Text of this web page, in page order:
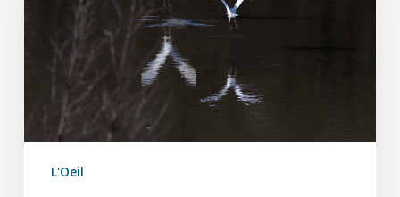
(4)
L'Oeil